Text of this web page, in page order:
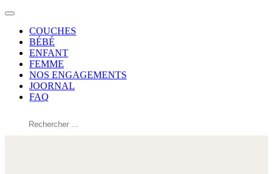
COUCHES
BÉBÉ
ENFANT
FEMME
NOS ENGAGEMENTS
JOORNAL
FAQ
Rechercher